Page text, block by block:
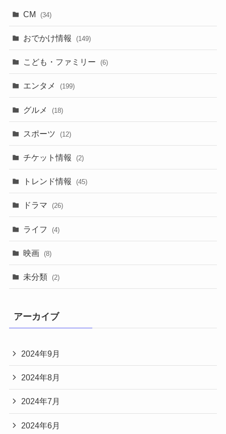
CM (34)
おでかけ情報 (149)
こども・ファミリー (6)
エンタメ (199)
グルメ (18)
スポーツ (12)
チケット情報 (2)
トレンド情報 (45)
ドラマ (26)
ライフ (4)
映画 (8)
未分類 (2)
アーカイブ
2024年9月
2024年8月
2024年7月
2024年6月